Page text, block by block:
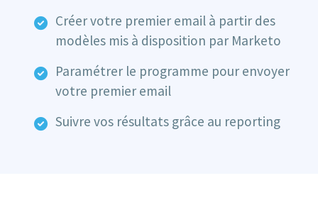
Créer votre premier email à partir des
modèles mis à disposition par Marketo
Paramétrer le programme pour envoyer
votre premier email
Suivre vos résultats grâce au reporting